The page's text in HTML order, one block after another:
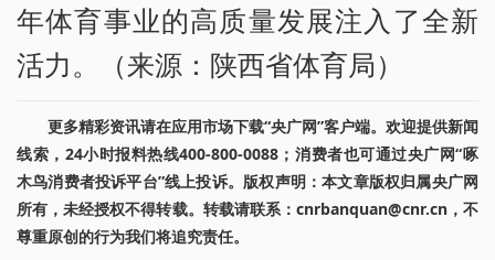
年体育事业的高质量发展注入了全新
活力。（来源：陕西省体育局）
更多精彩资讯请在应用市场下载“央广网”客户端。欢迎提供新闻
线索，24小时报料热线400-800-0088；消费者也可通过央广网“啄
木鸟消费者投诉平台”线上投诉。版权声明：本文章版权归属央广网
所有，未经授权不得转载。转载请联系：cnrbanquan@cnr.cn，不
尊重原创的行为我们将追究责任。